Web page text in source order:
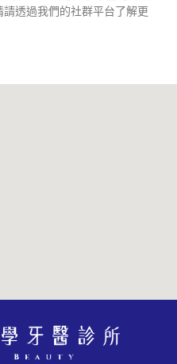
透過我們的社群平台了解更